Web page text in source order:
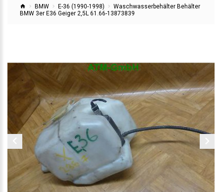
BMW E-36 (1990-1998)
Waschwasserbehälter Behälter
BMW 3er E36 Geiger 2,5L 61.66-13873839